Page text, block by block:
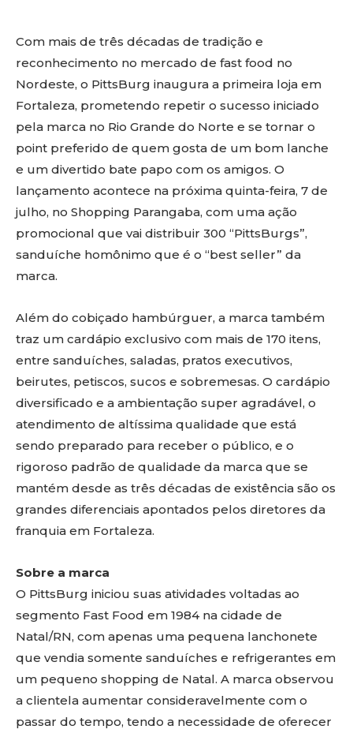
Com mais de três décadas de tradição e
reconhecimento no mercado de fast food no
Nordeste, o PittsBurg inaugura a primeira loja em
Fortaleza, prometendo repetir o sucesso iniciado
pela marca no Rio Grande do Norte e se tornar o
point preferido de quem gosta de um bom lanche
e um divertido bate papo com os amigos. O
lançamento acontece na próxima quinta-feira, 7 de
julho, no Shopping Parangaba, com uma ação
promocional que vai distribuir 300 “PittsBurgs”,
sanduíche homônimo que é o “best seller” da
marca.
Além do cobiçado hambúrguer, a marca também
traz um cardápio exclusivo com mais de 170 itens,
entre sanduíches, saladas, pratos executivos,
beirutes, petiscos, sucos e sobremesas. O cardápio
diversificado e a ambientação super agradável, o
atendimento de altíssima qualidade que está
sendo preparado para receber o público, e o
rigoroso padrão de qualidade da marca que se
mantém desde as três décadas de existência são os
grandes diferenciais apontados pelos diretores da
franquia em Fortaleza.
Sobre a marca
O PittsBurg iniciou suas atividades voltadas ao
segmento Fast Food em 1984 na cidade de
Natal/RN, com apenas uma pequena lanchonete
que vendia somente sanduíches e refrigerantes em
um pequeno shopping de Natal. A marca observou
a clientela aumentar consideravelmente com o
passar do tempo, tendo a necessidade de oferecer